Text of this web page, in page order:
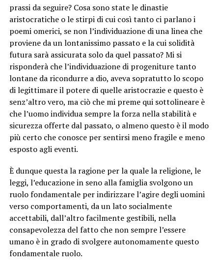
prassi da seguire? Cosa sono state le dinastie
aristocratiche o le stirpi di cui così tanto ci parlano i
poemi omerici, se non l’individuazione di una linea che
proviene da un lontanissimo passato e la cui solidità
futura sarà assicurata solo da quel passato? Mi si
risponderà che l’individuazione di progeniture tanto
lontane da ricondurre a dio, aveva sopratutto lo scopo
di legittimare il potere di quelle aristocrazie e questo è
senz’altro vero, ma ciò che mi preme qui sottolineare è
che l’uomo individua sempre la forza nella stabilità e
sicurezza offerte dal passato, o almeno questo è il modo
più certo che conosce per sentirsi meno fragile e meno
esposto agli eventi.
È dunque questa la ragione per la quale la religione, le
leggi, l’educazione in seno alla famiglia svolgono un
ruolo fondamentale per indirizzare l’agire degli uomini
verso comportamenti, da un lato socialmente
accettabili, dall’altro facilmente gestibili, nella
consapevolezza del fatto che non sempre l’essere
umano è in grado di svolgere autonomamente questo
fondamentale ruolo.